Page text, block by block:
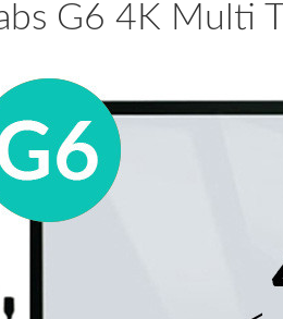
G6 4K Multi